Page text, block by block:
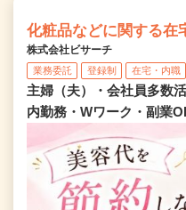
化粧品などに関する在
株式会社ビサーチ
業務委託 登録制 在宅・内職
主婦（夫）・会社員多数
内勤務・Wワーク・副業